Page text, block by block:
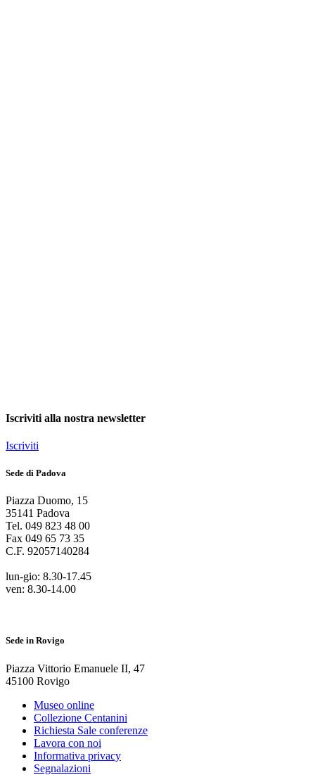
Iscriviti alla nostra newsletter
Iscriviti
Sede di Padova
Piazza Duomo, 15
35141 Padova
Tel. 049 823 48 00
Fax 049 65 73 35
C.F. 92057140284
lun-gio: 8.30-17.45
ven: 8.30-14.00
Sede in Rovigo
Piazza Vittorio Emanuele II, 47
45100 Rovigo
Museo online
Collezione Centanini
Richiesta Sale conferenze
Lavora con noi
Informativa privacy
Segnalazioni